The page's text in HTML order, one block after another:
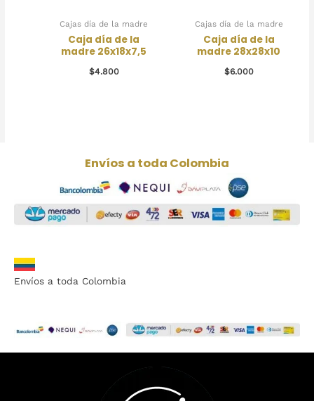
Cajas día de la madre
Caja día de la
madre 26x18x7,5
$4.800
Cajas día de la madre
Caja día de la
madre 28x28x10
$6.000
Envíos a toda Colombia
Envíos a toda Colombia